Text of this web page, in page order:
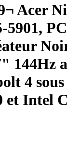
Acer
5901,
144Hz
4 sous
et Intel